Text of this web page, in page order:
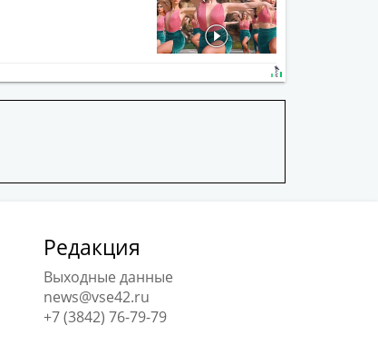
Редакция
Выходные данные
news@vse42.ru
+7 (3842) 76-79-79